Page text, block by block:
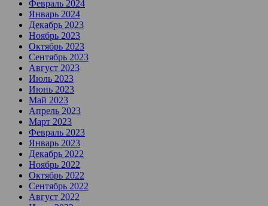
Февраль 2024
Январь 2024
Декабрь 2023
Ноябрь 2023
Октябрь 2023
Сентябрь 2023
Август 2023
Июль 2023
Июнь 2023
Май 2023
Апрель 2023
Март 2023
Февраль 2023
Январь 2023
Декабрь 2022
Ноябрь 2022
Октябрь 2022
Сентябрь 2022
Август 2022